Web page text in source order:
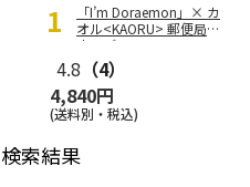
1
「I’m Doraemon」× カ
オル<KAORU> 郵便局限
定モデル
（KAORU007W4）
4.8 （4）
4,840円
(送料別・税込)
検索結果